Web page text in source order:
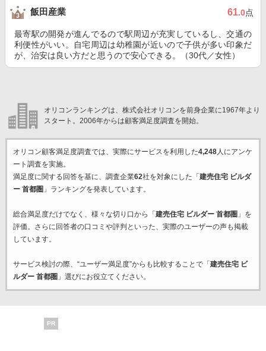
飯田産業 61.0点
最寄駅の開発が進んでるので駅周辺が充実しているし、交通の
利便性がいい。自宅周辺は幼稚園が近いので子供が多い印象だ
が、治安は良い方だと思うので安心できる。（30代／女性）
オリコンランキングは、株式会社オリコンを前身企業に1967年より
スタート。2006年からは顧客満足度調査を開始。
オリコン顧客満足度調査では、実際にサービスを利用した4,248人にアンケ
ート調査を実施。
満足度に関する回答を基に、調査企業62社を対象にした「 建売住宅 ビルダ
ー 首都圏 」ランキングを発表しています。
総合満足度だけでなく、様々な切り口から「 建売住宅 ビルダー 首都圏 」を
評価。さらに回答者の口コミや評判といった、実際のユーザーの声も掲載
しています。
サービス検討の際、“ユーザー満足度”からも比較することで「 建売住宅 ビ
ルダー 首都圏 」選びにお役立てください。
PR